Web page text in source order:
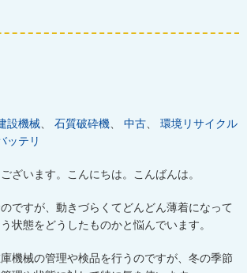
設機械 石質破砕機 中古
環境リサイクル
ッテリ
ざいます。こんにちは。こんばんは。
ですが、動きづらくてどんどん薄着になって
状態をどうしたものかと悩んでいます。
機械の管理や検品を行うのですが、冬の季節